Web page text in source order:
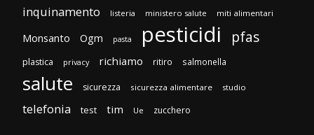
inquinamento listeria ministero salute miti alimentari
Monsanto Ogm pasta pesticidi pfas
plastica privacy richiamo ritiro salmonella
salute sicurezza sicurezza alimentare studio
telefonia test tim Ue zucchero